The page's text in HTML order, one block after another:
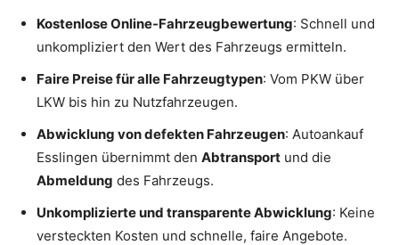
Kostenlose Online-Fahrzeugbewertung: Schnell und
unkompliziert den Wert des Fahrzeugs ermitteln.
Faire Preise für alle Fahrzeugtypen: Vom PKW über
LKW bis hin zu Nutzfahrzeugen.
Abwicklung von defekten Fahrzeugen: Autoankauf
Esslingen übernimmt den Abtransport und die
Abmeldung des Fahrzeugs.
Unkomplizierte und transparente Abwicklung: Keine
versteckten Kosten und schnelle, faire Angebote.